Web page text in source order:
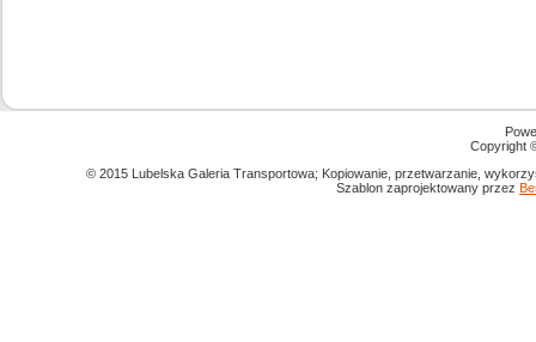
Copyright
© 2015 Lubelska Galeria Transportowa; Kopiowanie, przetwarzanie,
Szablon zaprojektowany przez